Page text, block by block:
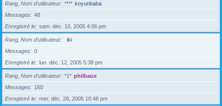
Rang, Nom d’utilisateur **** koyunbaba
Messages
48
Enregistré le
sam. déc. 10, 2005 4:06 pm
Rang, Nom d’utilisateur
iki
Messages
0
Enregistré le
lun. déc. 12, 2005 5:38 pm
Rang, Nom d’utilisateur *1* philbaux
Messages
160
Enregistré le
mer. déc. 28, 2005 10:48 pm